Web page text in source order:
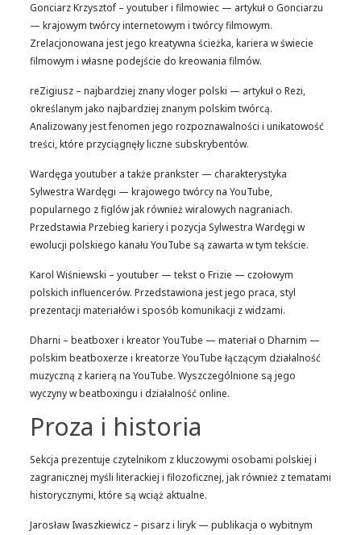
Gonciarz Krzysztof – youtuber i filmowiec — artykuł o Gonciarzu
— krajowym twórcy internetowym i twórcy filmowym.
Zrelacjonowana jest jego kreatywna ścieżka, kariera w świecie
filmowym i własne podejście do kreowania filmów.
reZigiusz – najbardziej znany vloger polski — artykuł o Rezi,
określanym jako najbardziej znanym polskim twórcą.
Analizowany jest fenomen jego rozpoznawalności i unikatowość
treści, które przyciągnęły liczne subskrybentów.
Wardęga youtuber a także prankster — charakterystyka
Sylwestra Wardęgi — krajowego twórcy na YouTube,
popularnego z figlów jak również wiralowych nagraniach.
Przedstawia Przebieg kariery i pozycja Sylwestra Wardęgi w
ewolucji polskiego kanału YouTube są zawarta w tym tekście.
Karol Wiśniewski – youtuber — tekst o Frizie — czołowym
polskich influencerów. Przedstawiona jest jego praca, styl
prezentacji materiałów i sposób komunikacji z widzami.
Dharni – beatboxer i kreator YouTube — materiał o Dharnim —
polskim beatboxerze i kreatorze YouTube łączącym działalność
muzyczną z karierą na YouTube. Wyszczególnione są jego
wyczyny w beatboxingu i działalność online.
Proza i historia
Sekcja prezentuje czytelnikom z kluczowymi osobami polskiej i
zagranicznej myśli literackiej i filozoficznej, jak również z tematami
historycznymi, które są wciąż aktualne.
Jarosław Iwaszkiewicz – pisarz i liryk — publikacja o wybitnym